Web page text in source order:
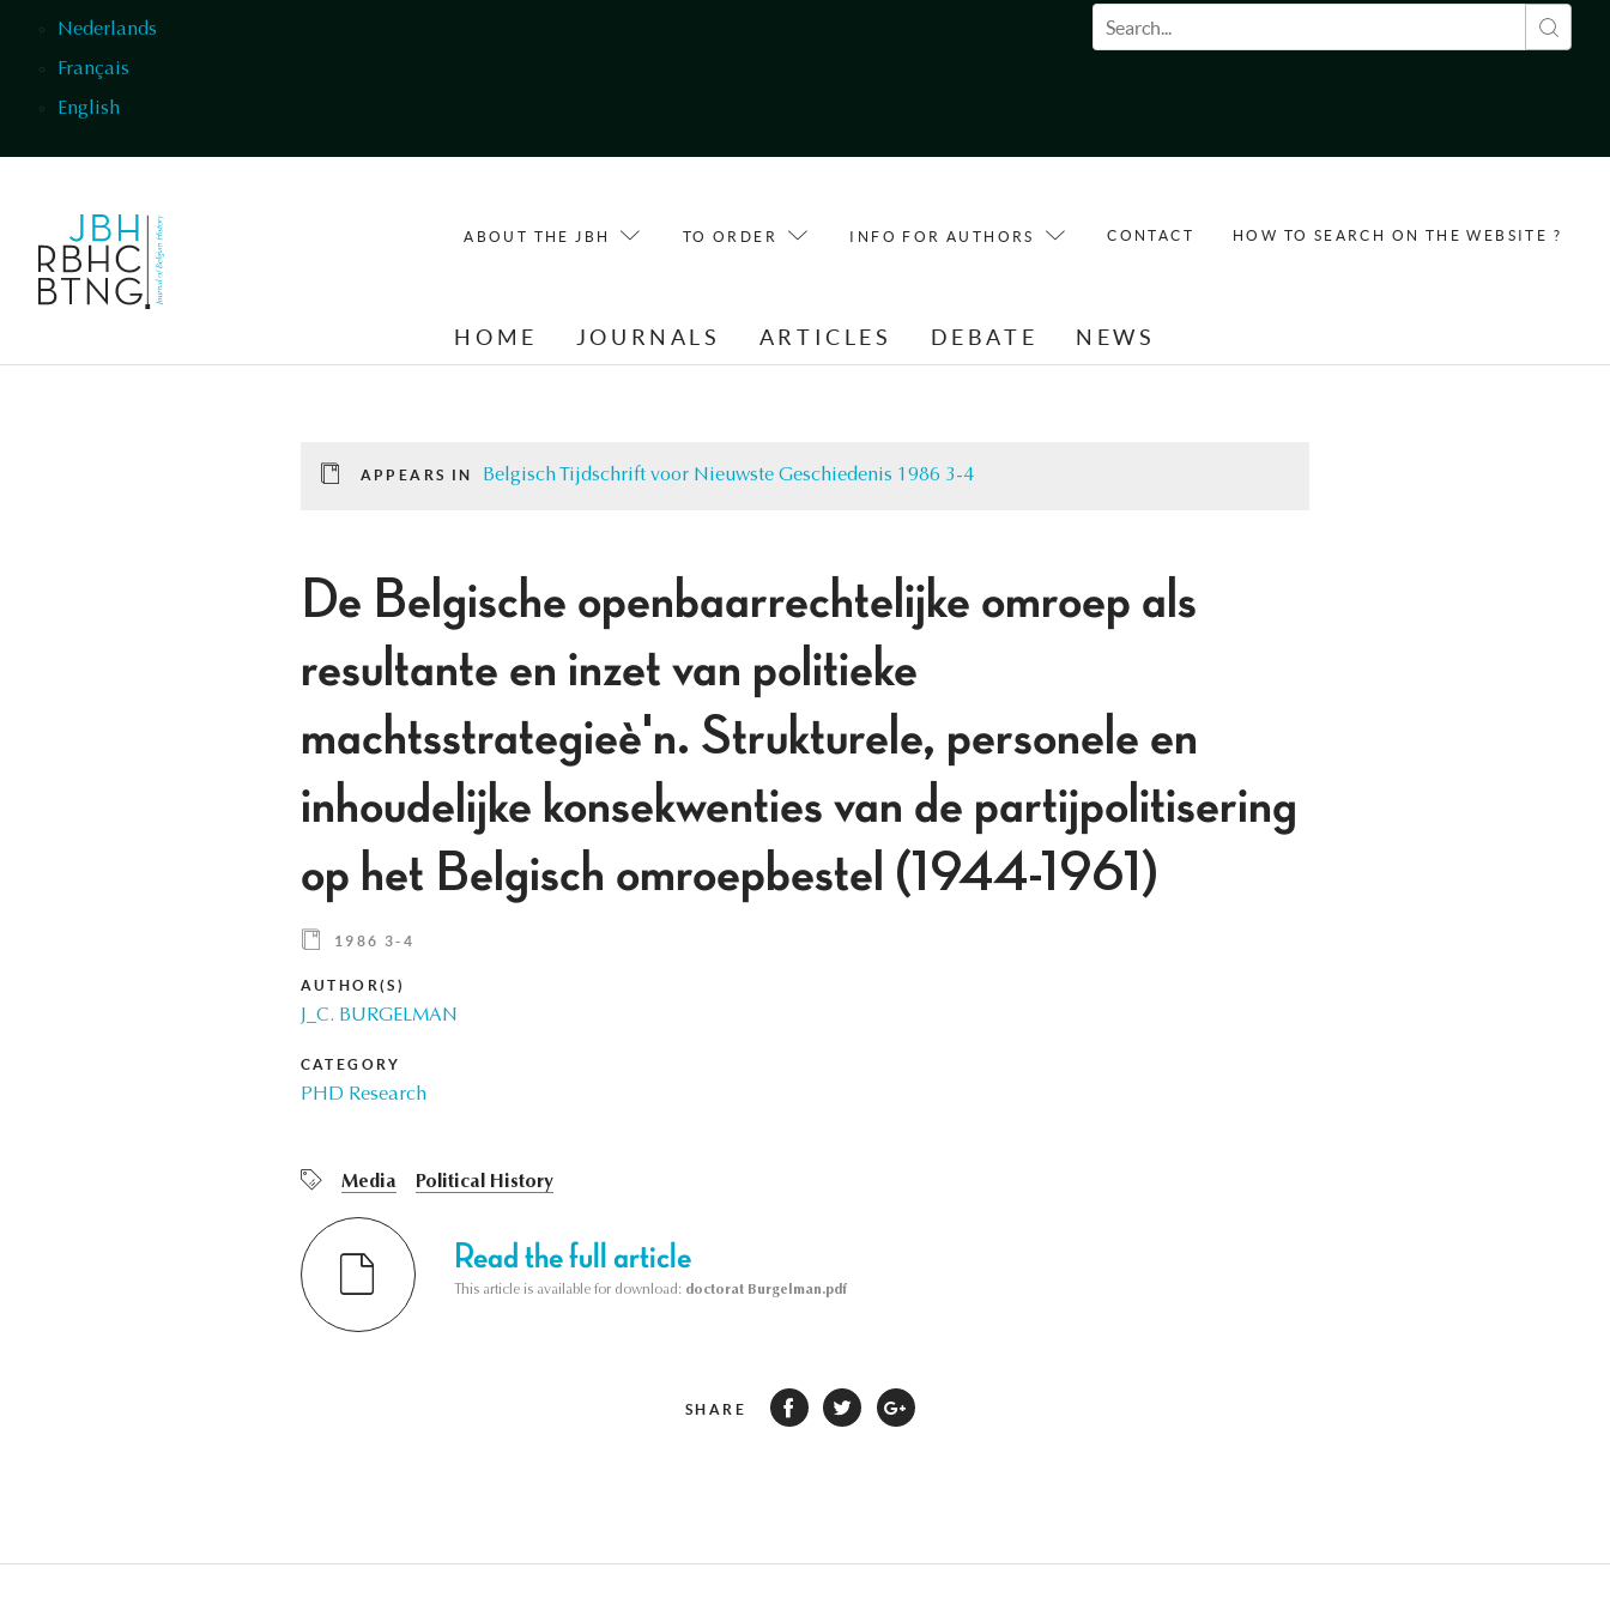
Nederlands
Français
English
Search form
ABOUT THE JBH TO ORDER INFO FOR AUTHORS CONTACT HOW TO SEARCH ON THE WEBSITE ?
HOME JOURNALS ARTICLES DEBATE NEWS
APPEARS IN Belgisch Tijdschrift voor Nieuwste Geschiedenis 1986 3-4
De Belgische openbaarrechtelijke omroep als
resultante en inzet van politieke
machtsstrategieè'n. Strukturele, personele en
inhoudelijke konsekwenties van de partijpolitisering
op het Belgisch omroepbestel (1944-1961)
1986 3-4
AUTHOR(S)
J_C. BURGELMAN
CATEGORY
PHD Research
Media Political History
Read the full article
This article is available for download: doctorat Burgelman.pdf
SHARE